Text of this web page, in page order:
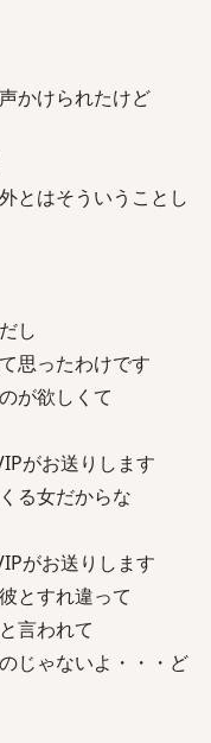
かけられたけど
とはそういうことし
し
思ったわけです
が欲しくて
がお送りします
る女だからな
がお送りします
とすれ違って
言われて
じゃないよ・・・ど